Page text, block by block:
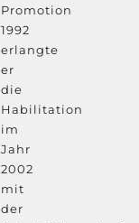
Promotion
1992
erlangte
er
die
Habilitation
im
Jahr
2002
mit
der